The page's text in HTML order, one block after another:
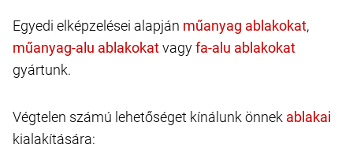
Egyedi elképzelései alapján
,
vagy
gyártunk.
Végtelen számú lehetőséget kínálunk önnek
kialakítására: